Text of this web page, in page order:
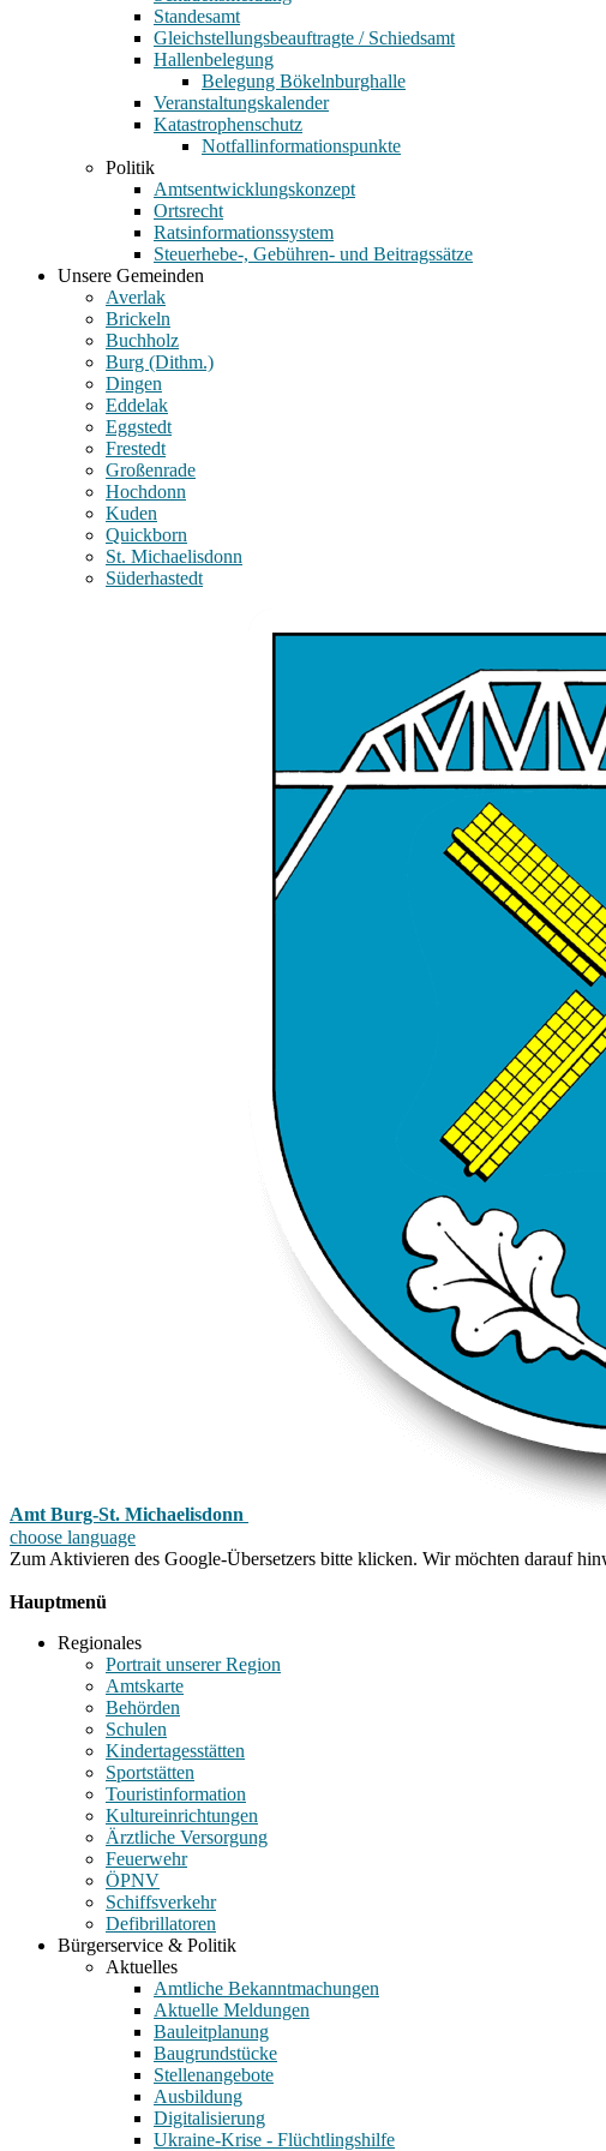
Standesamt
Gleichstellungsbeauftragte / Schiedsamt
Hallenbelegung
Belegung Bökelnburghalle
Veranstaltungskalender
Katastrophenschutz
Notfallinformationspunkte
Politik
Amtsentwicklungskonzept
Ortsrecht
Ratsinformationssystem
Steuerhebe-, Gebühren- und Beitragssätze
Unsere Gemeinden
Averlak
Brickeln
Buchholz
Burg (Dithm.)
Dingen
Eddelak
Eggstedt
Frestedt
Großenrade
Hochdonn
Kuden
Quickborn
St. Michaelisdonn
Süderhastedt
Amt Burg-St. Michaelisdonn
choose language
Zum Aktivieren des Google-Übersetzers bitte klicken. Wir möchten darauf
Hauptmenü
Regionales
Portrait unserer Region
Amtskarte
Behörden
Schulen
Kindertagesstätten
Sportstätten
Touristinformation
Kultureinrichtungen
Ärztliche Versorgung
Feuerwehr
ÖPNV
Schiffsverkehr
Defibrillatoren
Bürgerservice & Politik
Aktuelles
Amtliche Bekanntmachungen
Aktuelle Meldungen
Bauleitplanung
Baugrundstücke
Stellenangebote
Ausbildung
Digitalisierung
Ukraine-Krise - Flüchtlingshilfe